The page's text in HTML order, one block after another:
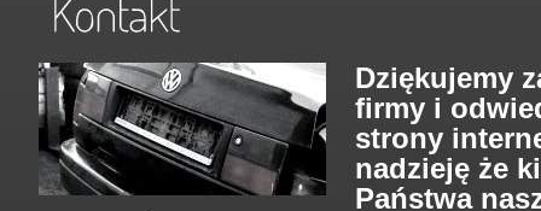
Dziękujemy
firmy i
strony
nadzieję że
Państwa